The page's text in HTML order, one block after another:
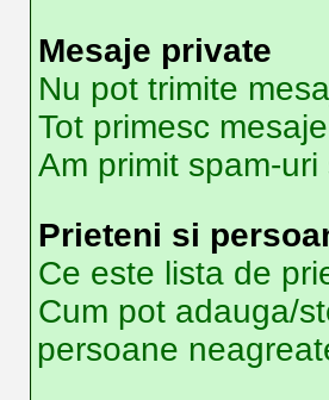
Mesaje private
Nu pot trimite
Tot primesc
Am primit spam-
Prieteni si
Ce este lista de
Cum pot adauga/
persoane